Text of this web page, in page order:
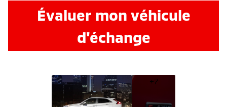
Évaluer mon véhicule
d'échange
+7